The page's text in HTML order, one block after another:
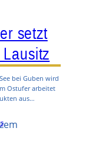
setzt
bei Guben wird
Ostufer arbeitet
aus…